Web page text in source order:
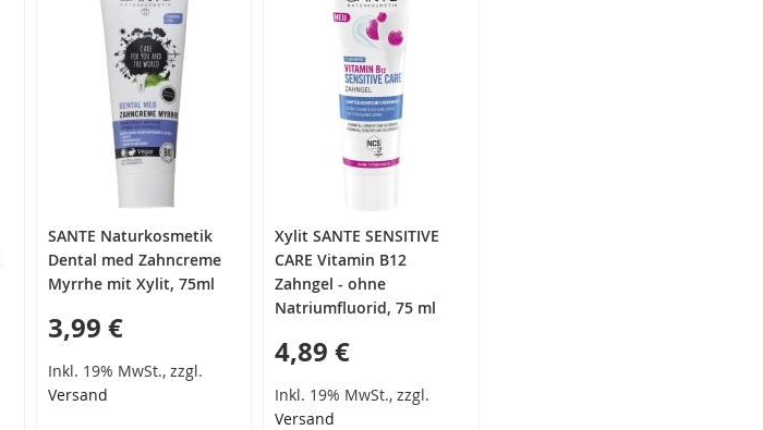
SANTE Naturkosmetik
Dental med Zahncreme
Myrrhe mit Xylit, 75ml
3,99 €
Inkl. 19% MwSt., zzgl.
Versand
Xylit SANTE SENSITIVE
CARE Vitamin B12
Zahngel - ohne
Natriumfluorid, 75 ml
4,89 €
Inkl. 19% MwSt., zzgl.
Versand